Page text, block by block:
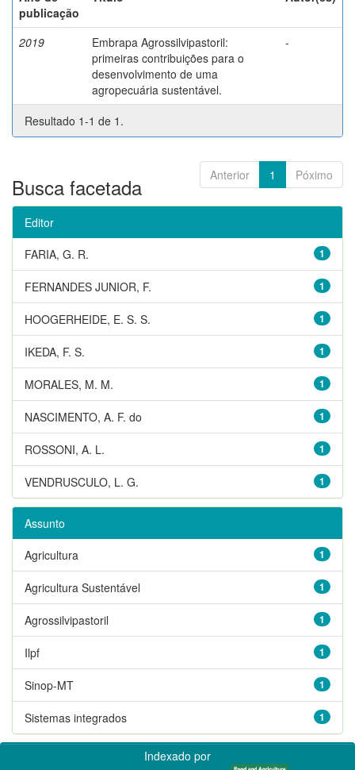
publicação
2019
Embrapa Agrossilvipastoril:
primeiras contribuições para o
desenvolvimento de uma
agropecuária sustentável.
-
Resultado 1-1 de 1.
Anterior 1 Póximo
Busca facetada
Editor
1
FARIA, G. R.
1
FERNANDES JUNIOR, F.
1
HOOGERHEIDE, E. S. S.
1
IKEDA, F. S.
1
MORALES, M. M.
1
NASCIMENTO, A. F. do
1
ROSSONI, A. L.
1
VENDRUSCULO, L. G.
Assunto
1
Agricultura
1
Agricultura Sustentável
1
Agrossilvipastoril
1
Ilpf
1
Sinop-MT
1
Sistemas integrados
Indexado por